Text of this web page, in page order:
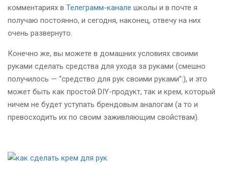
комментариях в Телеграмм-канале школы и в почте я
получаю постоянно, и сегодня, наконец, отвечу на них
очень развернуто.
Конечно же, вы можете в домашних условиях своими
руками сделать средства для ухода за руками (смешно
получилось — “средство для рук своими руками”:), и это
может быть как простой DIY-продукт, так и крем, который
ничем не будет уступать брендовым аналогам (а то и
превосходить их по своим заживляющим свойствам).